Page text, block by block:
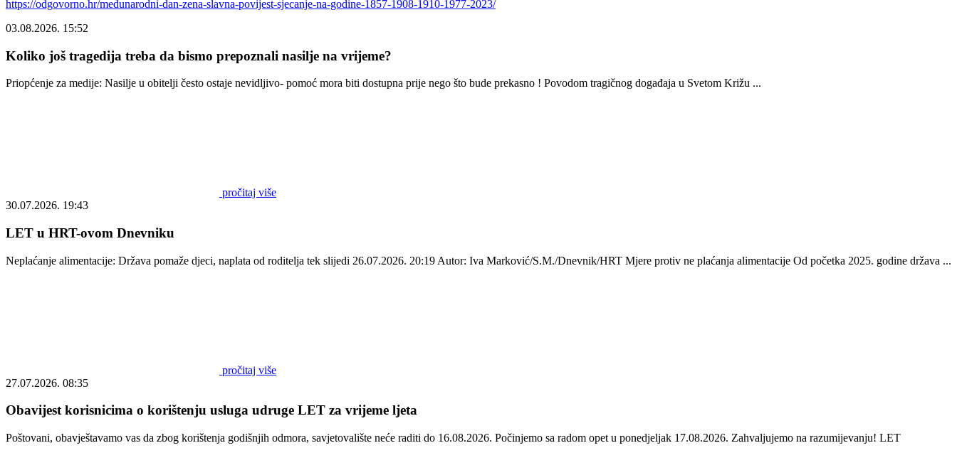
https://odgovorno.hr/medunarodni-dan-zena-slavna-povijest-sjecanje-na-godine-1857-1908-1910-1977-2023/
03.08.2026. 15:52
Koliko još tragedija treba da bismo prepoznali nasilje na vrijeme?
Priopćenje za medije: Nasilje u obitelji često ostaje nevidljivo- pomoć mora biti dostupna prije nego što bude prekasno ! Povodom tragičnog događaja u Svetom Križu ...
pročitaj više
30.07.2026. 19:43
LET u HRT-ovom Dnevniku
Neplaćanje alimentacije: Država pomaže djeci, naplata od roditelja tek slijedi 26.07.2026. 20:19 Autor: Iva Marković/S.M./Dnevnik/HRT Mjere protiv ne plaćanja alimentacije Od početka 2025. godine država ...
pročitaj više
27.07.2026. 08:35
Obavijest korisnicima o korištenju usluga udruge LET za vrijeme ljeta
Poštovani, obavještavamo vas da zbog korištenja godišnjih odmora, savjetovalište neće raditi do 16.08.2026. Počinjemo sa radom opet u ponedjeljak 17.08.2026. Zahvaljujemo na razumijevanju! LET